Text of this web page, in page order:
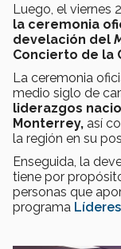
Luego, el viernes
la ceremonia
develación del
Concierto de la
La ceremonia
medio siglo de
liderazgos
Monterrey, así
la región en su
Enseguida, la
tiene por
personas que
programa